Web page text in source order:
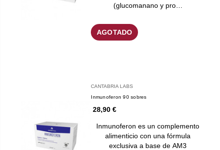
(glucomanano y pro…
AGOTADO
CANTABRIA LABS
Inmunoferon 90 sobres
28,90 €
Inmunoferon es un complemento
alimenticio con una fórmula
exclusiva a base de AM3